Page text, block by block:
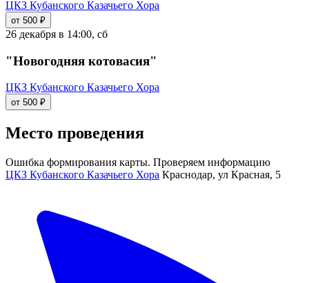
ЦКЗ Кубанского Казачьего Хора
от 500 ₽
26 декабря в 14:00, сб
"Новогодняя котовасия"
ЦКЗ Кубанского Казачьего Хора
от 500 ₽
Место проведения
Ошибка формирования карты. Проверяем информацию
ЦКЗ Кубанского Казачьего Хора Краснодар, ул Красная, 5